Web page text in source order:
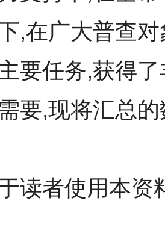
,在广大普查
要任务,获得
要,现将汇总
读者使用本资